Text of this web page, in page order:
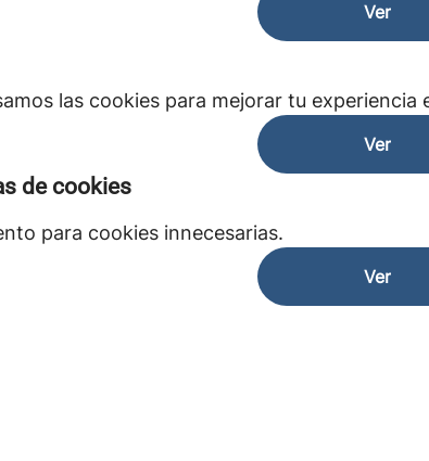
Ver
las cookies para mejorar tu experiencia
Ver
de cookies
para cookies innecesarias.
Ver